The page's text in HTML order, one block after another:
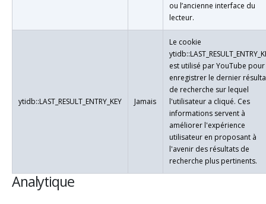
ou l’ancienne interface du
lecteur.
ytidb::LAST_RESULT_ENTRY_KEY Jamais
Le cookie
est utilisé par YouTube pour
enregistrer le dernier
de recherche sur lequel
l'utilisateur a cliqué. Ces
informations servent à
améliorer l'expérience
utilisateur en proposant à
l'avenir des résultats de
recherche plus pertinents.
Analytique